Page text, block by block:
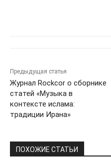
Предыдущая статья
Журнал Rockcor о сборнике
статей «Музыка в
контексте ислама:
традиции Ирана»
ПОХОЖИЕ СТАТЬИ